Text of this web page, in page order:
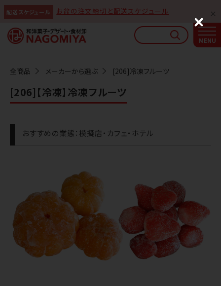
配送スケジュール お盆の注文締切と配送スケジュール
全商品 メーカーから選ぶ [206]冷凍フルーツ
[206]【冷凍】冷凍フルーツ
おすすめの業態：模擬店・カフェ・ホテル
なごみやAIガイド
AIがなごみやの使い方をお答えします
C
l
o